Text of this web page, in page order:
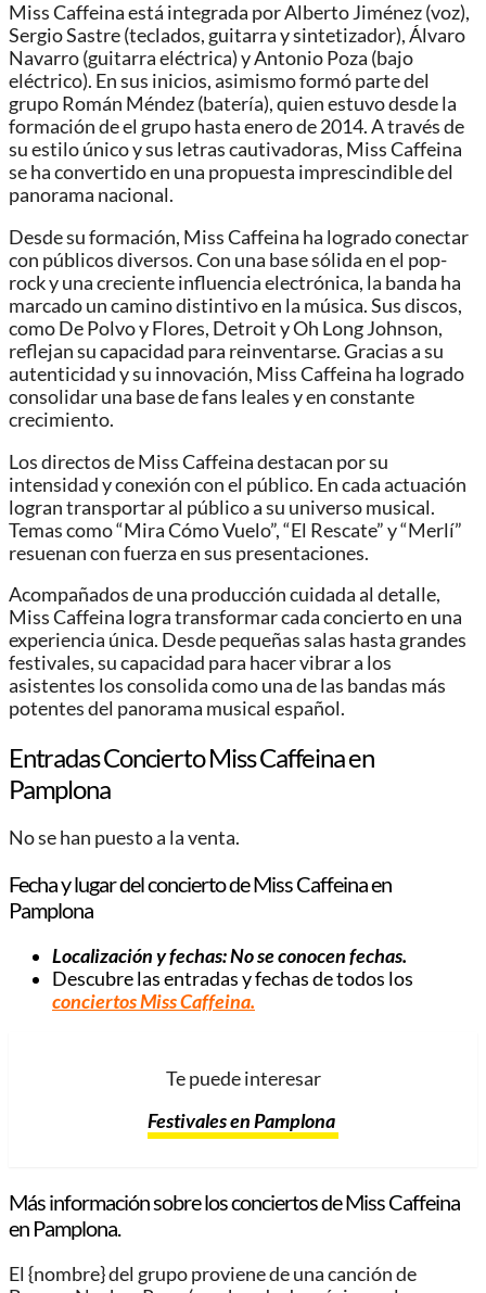
Miss Caffeina está integrada por Alberto Jiménez (voz),
Sergio Sastre (teclados, guitarra y sintetizador), Álvaro
Navarro (guitarra eléctrica) y Antonio Poza (bajo
eléctrico). En sus inicios, asimismo formó parte del
grupo Román Méndez (batería), quien estuvo desde la
formación de el grupo hasta enero de 2014. A través de
su estilo único y sus letras cautivadoras, Miss Caffeina
se ha convertido en una propuesta imprescindible del
panorama nacional.
Desde su formación, Miss Caffeina ha logrado conectar
con públicos diversos. Con una base sólida en el pop-
rock y una creciente influencia electrónica, la banda ha
marcado un camino distintivo en la música. Sus discos,
como De Polvo y Flores, Detroit y Oh Long Johnson,
reflejan su capacidad para reinventarse. Gracias a su
autenticidad y su innovación, Miss Caffeina ha logrado
consolidar una base de fans leales y en constante
crecimiento.
Los directos de Miss Caffeina destacan por su
intensidad y conexión con el público. En cada actuación
logran transportar al público a su universo musical.
Temas como “Mira Cómo Vuelo”, “El Rescate” y “Merlí”
resuenan con fuerza en sus presentaciones.
Acompañados de una producción cuidada al detalle,
Miss Caffeina logra transformar cada concierto en una
experiencia única. Desde pequeñas salas hasta grandes
festivales, su capacidad para hacer vibrar a los
asistentes los consolida como una de las bandas más
potentes del panorama musical español.
Entradas Concierto Miss Caffeina en
Pamplona
No se han puesto a la venta.
Fecha y lugar del concierto de Miss Caffeina en
Pamplona
Localización y fechas: No se conocen fechas.
Descubre las entradas y fechas de todos los
conciertos Miss Caffeina.
Te puede interesar
Festivales en Pamplona
Más información sobre los conciertos de Miss Caffeina
en Pamplona.
El {nombre} del grupo proviene de una canción de